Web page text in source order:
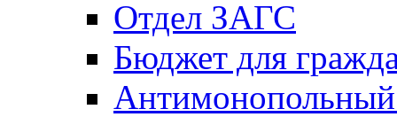
Отдел ЗАГС
Бюджет для
Антимонопольный